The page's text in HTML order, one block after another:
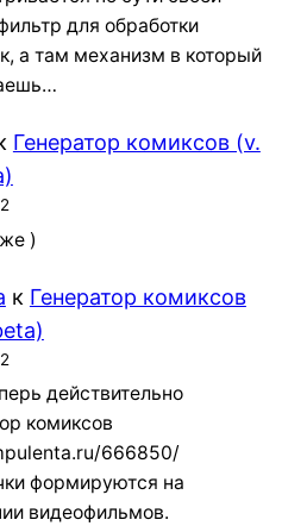
для обработки
а там механизм в который
Генератор комиксов (v.
)
к Генератор комиксов
действительно
комиксов
666850/
формируются на
видеофильмов.